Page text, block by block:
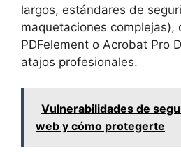
largos, estándares de
maquetaciones complejas),
PDFelement o Acrobat Pro
atajos profesionales.
Vulnerabilidades de
web y cómo protegerte